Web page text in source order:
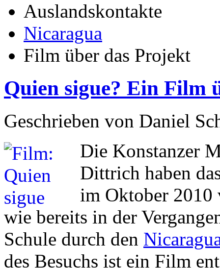
Auslandskontakte
Nicaragua
Film über das Projekt
Quien sigue? Ein Film
Geschrieben von Daniel
Die Konstanzer
Dittrich haben
im Oktober 2010
wie bereits in der
Schule durch den
des Besuchs ist ein Film